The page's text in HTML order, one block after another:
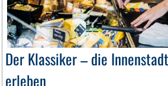
Der Klassiker – die
erleben